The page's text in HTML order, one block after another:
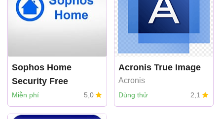
Sophos Home
Security Free
Sophos
Miễn phí 5,0
Acronis True Image
Acronis
Dùng thử 2,1